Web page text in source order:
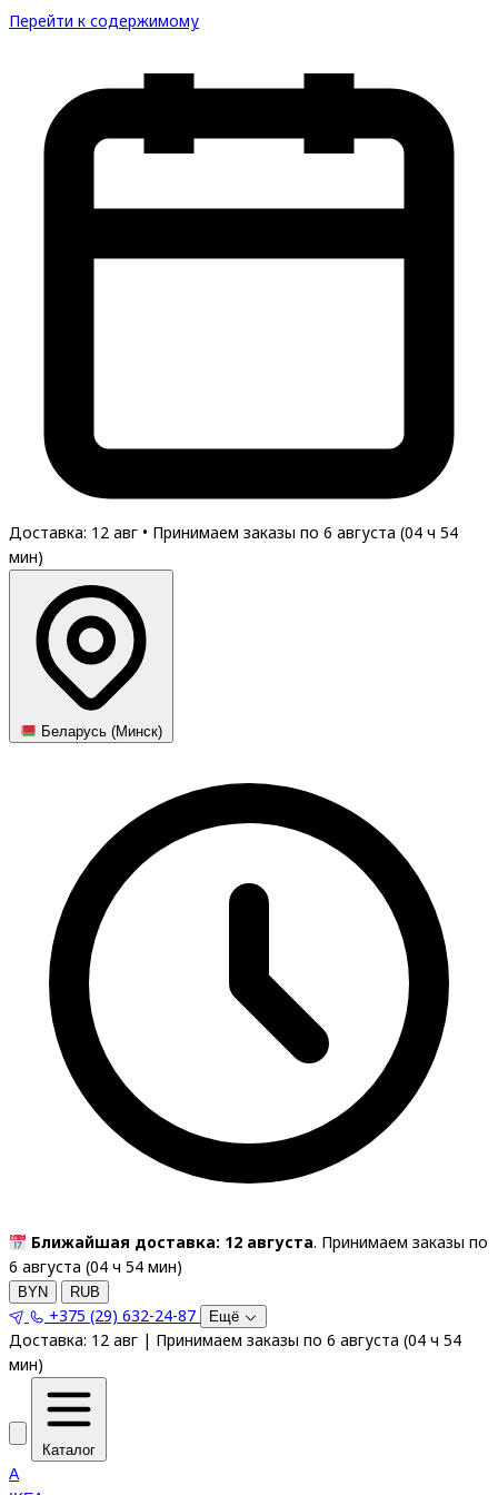
Перейти к содержимому
Доставка: 12 авг • Принимаем заказы по 6 августа (04 ч 54
мин)
Беларусь (Минск)
Ближайшая доставка: 12 августа. Принимаем заказы по
6 августа (04 ч 54 мин)
BYN RUB
+375 (29) 632-24-87 Ещё
Доставка: 12 авг | Принимаем заказы по 6 августа (04 ч 54
мин)
Каталог
A